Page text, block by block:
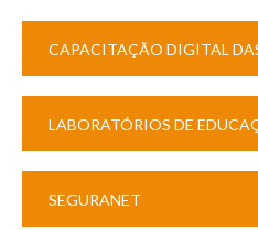
CAPACITAÇÃO DIGITAL
LABORATÓRIOS DE
SEGURANET